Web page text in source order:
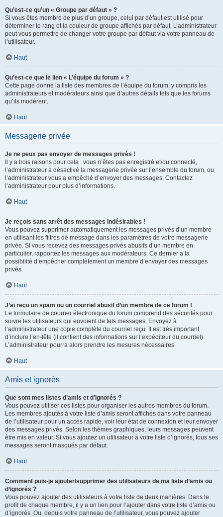
Qu’est-ce qu’un « Groupe par défaut » ?
Si vous êtes membre de plus d’un groupe, celui par défaut est utilisé pour
déterminer le rang et la couleur de groupe affichés par défaut. L’administrateur
peut vous permettre de changer votre groupe par défaut via votre panneau de
l’utilisateur.
Haut
Qu’est-ce que le lien « L’équipe du forum » ?
Cette page donne la liste des membres de l’équipe du forum, y compris les
administrateurs et modérateurs ainsi que d’autres détails tels que les forums
qu’ils modèrent.
Haut
Messagerie privée
Je ne peux pas envoyer de messages privés !
Il y a trois raisons pour cela : vous n’êtes pas enregistré et/ou connecté,
l’administrateur a désactivé la messagerie privée sur l’ensemble du forum, ou
l’administrateur vous a empêché d’envoyer des messages. Contactez
l’administrateur pour plus d’informations.
Haut
Je reçois sans arrêt des messages indésirables !
Vous pouvez supprimer automatiquement les messages privés d’un membre
en utilisant les filtres de message dans les paramètres de votre messagerie
privée. Si vous recevez des messages privés abusifs d’un membre en
particulier, rapportez les messages aux modérateurs. Ce dernier a la
possibilité d’empêcher complètement un membre d’envoyer des messages
privés.
Haut
J’ai reçu un spam ou un courriel abusif d’un membre de ce forum !
Le formulaire de courrier électronique du forum comprend des sécurités pour
suivre les utilisateurs qui envoient de tels messages. Envoyez à
l’administrateur une copie complète du courriel reçu. Il est très important
d’inclure l’en-tête (il contient des informations sur l’expéditeur du courriel).
L’administrateur pourra alors prendre les mesures nécessaires.
Haut
Amis et ignorés
Que sont mes listes d’amis et d’ignorés ?
Vous pouvez utiliser ces listes pour organiser les autres membres du forum.
Les membres ajoutés à votre liste d’amis seront affichés dans votre panneau
de l’utilisateur pour un accès rapide, voir leur état de connexion et leur envoyer
des messages privés. Selon les thèmes graphiques, leurs messages peuvent
être mis en valeur. Si vous ajoutez un utilisateur à votre liste d’ignorés, tous ses
messages seront masqués par défaut.
Haut
Comment puis-je ajouter/supprimer des utilisateurs de ma liste d’amis ou
d’ignorés ?
Vous pouvez ajouter des utilisateurs à votre liste de deux manières. Dans le
profil de chaque membre, il y a un lien pour l’ajouter dans votre liste d’amis ou
d’ignorés. Ou, depuis votre panneau de l’utilisateur, vous pouvez ajouter